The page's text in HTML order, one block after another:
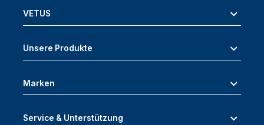
VETUS
Unsere Produkte
Marken
Service & Unterstützung